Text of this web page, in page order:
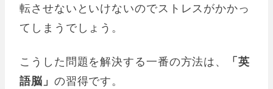
転させないといけないのでストレスがかかっ
てしまうでしょう。
こうした問題を解決する一番の方法は、
「英
語脳」 の習得です。